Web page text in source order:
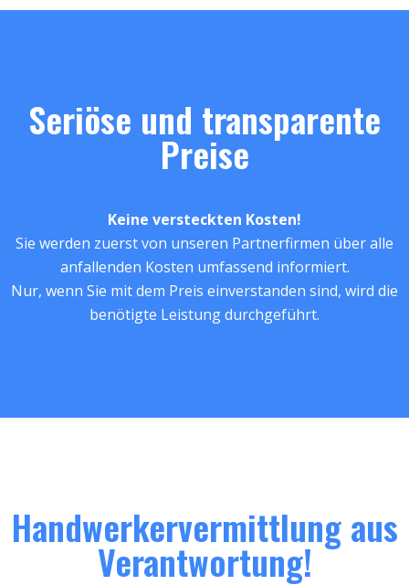
Seriöse und transparente
Preise
Keine versteckten Kosten!
Sie werden zuerst von unseren Partnerfirmen über alle
anfallenden Kosten umfassend informiert.
Nur, wenn Sie mit dem Preis einverstanden sind, wird die
benötigte Leistung durchgeführt.
Handwerkervermittlung aus
Verantwortung!